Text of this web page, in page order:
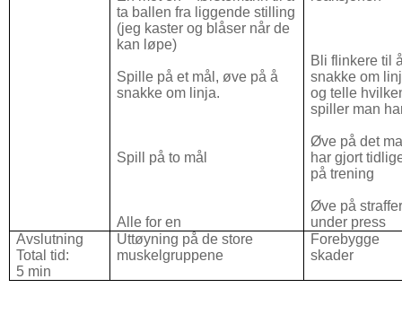
ta ballen fra liggende stilling
(jeg kaster og blåser når de
kan løpe)
Spille på et mål, øve på å
snakke om linja.
Spill på to mål
Alle for en
Bli flinkere til
snakke om
og telle
spiller man
Øve på det
har gjort
på trening
Øve på
under press
Avslutning
Total tid:
5 min
Uttøyning på de store
muskelgruppene
Forebygge
skader